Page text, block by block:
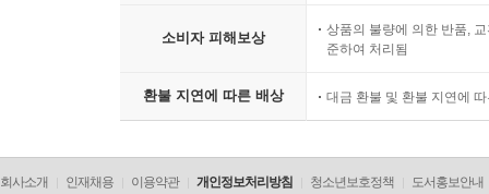
소비자 피해보상
상품의 불량에 의한 반품,
준하여 처리됨
환불 지연에 따른 배상 대금 환불 및 환불 지연에
회사소개 인재채용 이용약관 개인정보처리방침 청소년보호정책 도서홍보안내